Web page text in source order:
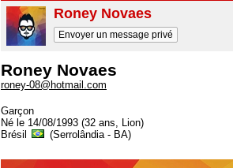
Roney Novaes
Envoyer un message privé
Roney Novaes
roney-08@hotmail.com
Garçon
Né le 14/08/1993 (32 ans, Lion)
Brésil
(Serrolândia - BA)